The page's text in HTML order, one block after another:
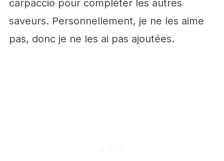
carpaccio pour compléter les autres
saveurs. Personnellement, je ne les aime
pas, donc je ne les ai pas ajoutées.